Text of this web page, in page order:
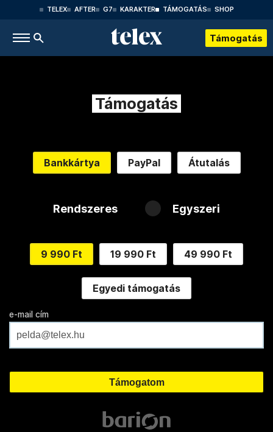
TELEX AFTER G7 KARAKTER TÁMOGATÁS SHOP
Támogatás
Támogatás
Bankkártya PayPal Átutalás
Rendszeres Egyszeri
9 990 Ft 19 990 Ft 49 990 Ft
Egyedi támogatás
e-mail cím